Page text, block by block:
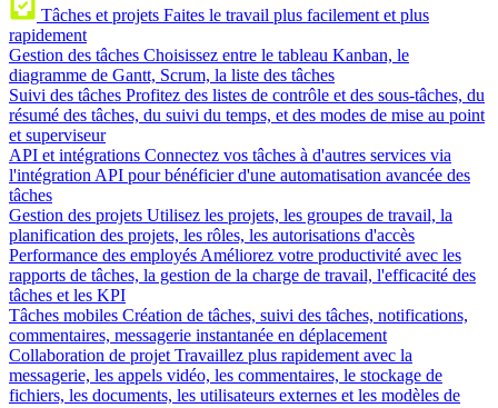
Tâches et projets Faites le travail plus facilement et plus
rapidement
Gestion des tâches Choisissez entre le tableau Kanban, le
diagramme de Gantt, Scrum, la liste des tâches
Suivi des tâches Profitez des listes de contrôle et des sous-tâches, du
résumé des tâches, du suivi du temps, et des modes de mise au point
et superviseur
API et intégrations Connectez vos tâches à d'autres services via
l'intégration API pour bénéficier d'une automatisation avancée des
tâches
Gestion des projets Utilisez les projets, les groupes de travail, la
planification des projets, les rôles, les autorisations d'accès
Performance des employés Améliorez votre productivité avec les
rapports de tâches, la gestion de la charge de travail, l'efficacité des
tâches et les KPI
Tâches mobiles Création de tâches, suivi des tâches, notifications,
commentaires, messagerie instantanée en déplacement
Collaboration de projet Travaillez plus rapidement avec la
messagerie, les appels vidéo, les commentaires, le stockage de
fichiers, les documents, les utilisateurs externes et les modèles de